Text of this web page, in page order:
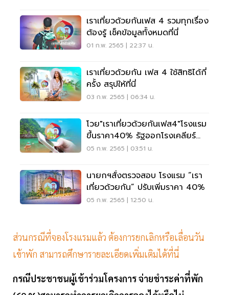
เราเที่ยวด้วยกันเฟส 4 รวมทุกเรื่อง
ต้องรู้ เช็คข้อมูลทั้งหมดที่นี่
01 ก.พ. 2565 | 22:37 น.
เราเที่ยวด้วยกัน เฟส 4 ใช้สิทธิได้กี่
ครั้ง สรุปให้ที่นี่
03 ก.พ. 2565 | 06:34 น.
โวย"เราเที่ยวด้วยกันเฟส4"โรงแรม
ขึ้นราคา40% รัฐออกโรงเคลียร์
แล้ว
05 ก.พ. 2565 | 03:51 น.
นายกฯสั่งตรวจสอบ โรงแรม ”เรา
เที่ยวด้วยกัน” ปรับเพิ่มราคา 40%
05 ก.พ. 2565 | 12:50 น.
ส่วนกรณีที่จองโรงแรมแล้ว ต้องการยกเลิกหรือเลื่อนวัน
เข้าพัก สามารถศึกษารายละเอียดเพิ่มเติมได้ที่นี่
กรณีประชาชนผู้เข้าร่วมโครงการ จ่ายชำระค่าที่พัก